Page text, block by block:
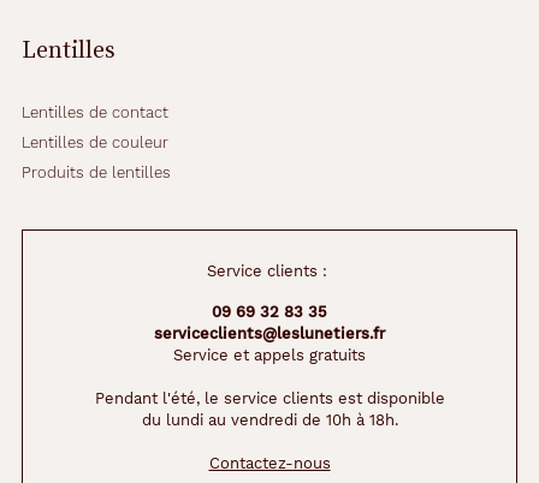
Lentilles
Lentilles de contact
Lentilles de couleur
Produits de lentilles
Service clients :
09 69 32 83 35
serviceclients@leslunetiers.fr
Service et appels gratuits
Pendant l'été, le service clients est disponible
du lundi au vendredi de 10h à 18h.
Contactez-nous